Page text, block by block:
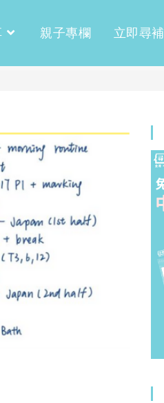
親子專欄 立即尋補